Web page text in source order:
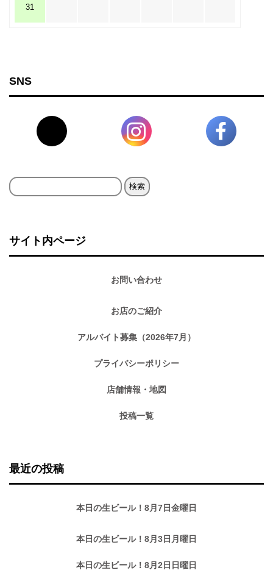
31
SNS
検
サイト内ページ
お問い合わせ
お店のご紹介
アルバイト募集（2026年7月）
プライバシーポリシー
店舗情報・地図
投稿一覧
最近の投稿
本日の生ビール！8月7日金曜日
本日の生ビール！8月3日月曜日
本日の生ビール！8月2日日曜日